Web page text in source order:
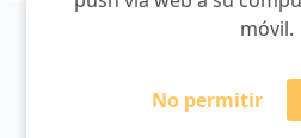
móvil.
No permitir